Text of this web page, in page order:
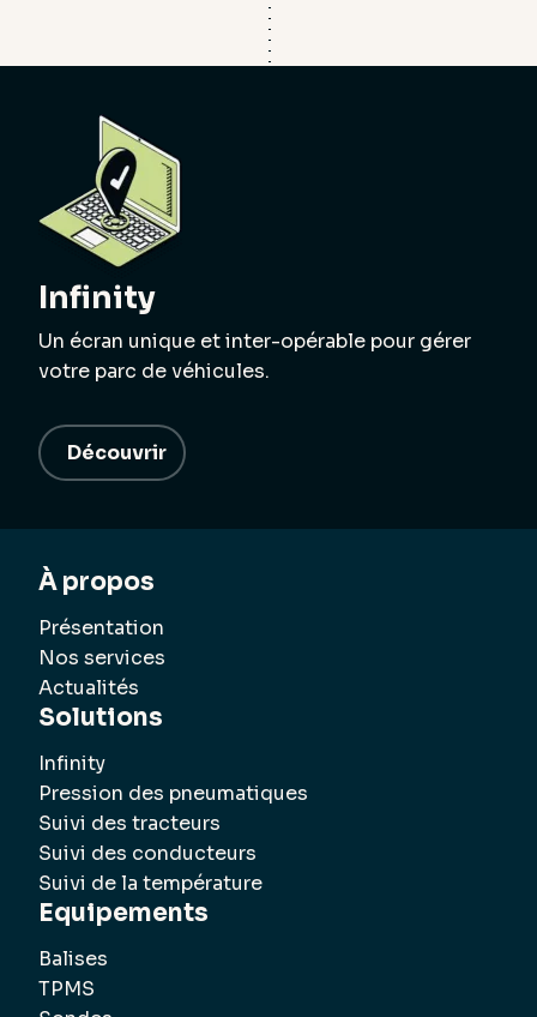
Infinity
Un écran unique et inter-opérable pour gérer
votre parc de véhicules.
Découvrir
À propos
Présentation
Nos services
Actualités
Solutions
Infinity
Pression des pneumatiques
Suivi des tracteurs
Suivi des conducteurs
Suivi de la température
Equipements
Balises
TPMS